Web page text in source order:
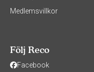
Medlemsvillkor
Följ Reco
Facebook